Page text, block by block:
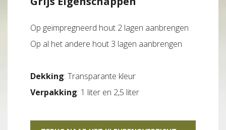
Op geïmpregneerd hout 2 lagen aanbrengen
Op al het andere hout 3 lagen aanbrengen
Dekking: Transparante kleur
Verpakking: 1 liter en 2,5 liter